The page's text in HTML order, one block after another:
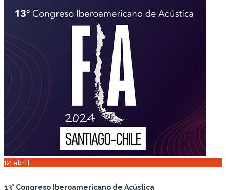
12 abril
13° Congreso Iberoamericano de Acústica